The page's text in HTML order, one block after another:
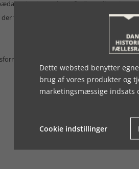
ved overflødige udlægninger
tale om en helstøbt og flot bog, der kan
Dette websted benytter
brug af vores produkter og
marketingsmæssige
Cookie indstillinger